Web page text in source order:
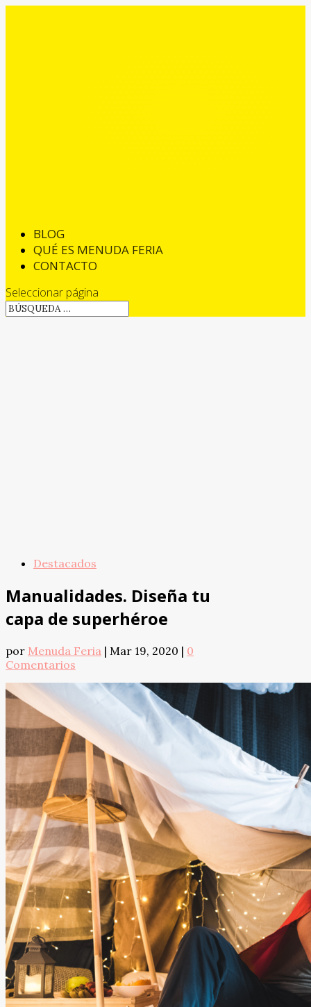
BLOG
QUÉ ES MENUDA FERIA
CONTACTO
Seleccionar página
Destacados
Manualidades. Diseña tu
capa de superhéroe
por Menuda Feria | Mar 19, 2020 | 0
Comentarios